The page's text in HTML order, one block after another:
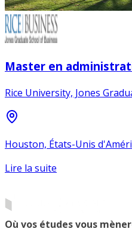
Master en
Rice University, Jones
Houston, États-Unis
Lire la suite
Où vos études vous